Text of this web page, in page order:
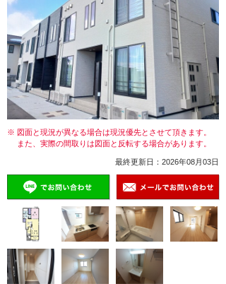
※ 図面と現況が異なる場合は現況優先とさせて頂きます。
また、実際の間取りは図面と反転する場合があります。
最終更新日：2026年08月03日